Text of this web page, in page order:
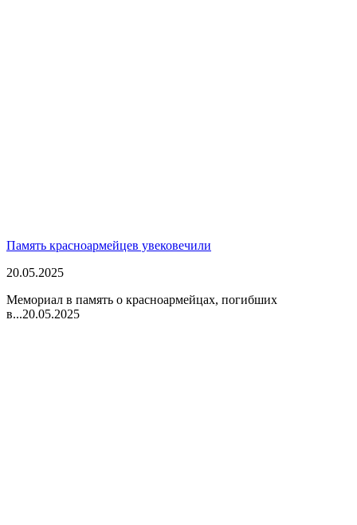
Память красноармейцев увековечили
20.05.2025
Мемориал в память о красноармейцах, погибших
в...20.05.2025